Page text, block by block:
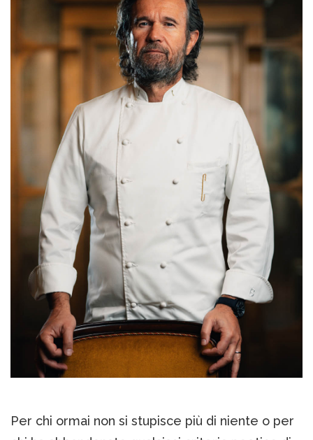
Per chi ormai non si stupisce più di niente o per